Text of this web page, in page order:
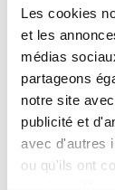
Les cookies
et les
médias
partageons
notre site
publicité et
avec d'autres
ou qu'ils ont
livraison des
affectée par
groupe a
sur sa future
Md€ cumulés
tôt.
Le Journal